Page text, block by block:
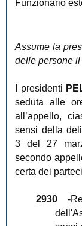
Funzionario
Assume la
delle persone
I presidenti
seduta alle
all’appello,
sensi della
3 del 27
secondo
certa dei
2930 -